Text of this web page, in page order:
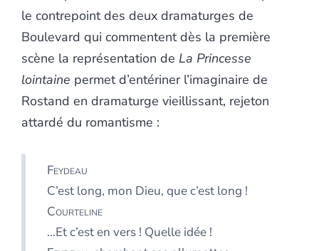
le contrepoint des deux dramaturges de
Boulevard qui commentent dès la première
scène la représentation de La Princesse
lointaine permet d’entériner l’imaginaire de
Rostand en dramaturge vieillissant, rejeton
attardé du romantisme :
Feydeau
C’est long, mon Dieu, que c’est long !
Courteline
…Et c’est en vers ! Quelle idée !